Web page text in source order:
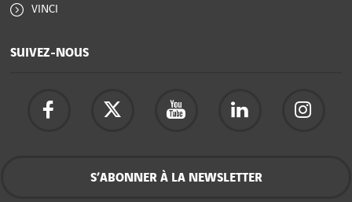
VINCI
SUIVEZ-NOUS
S’ABONNER À LA NEWSLETTER